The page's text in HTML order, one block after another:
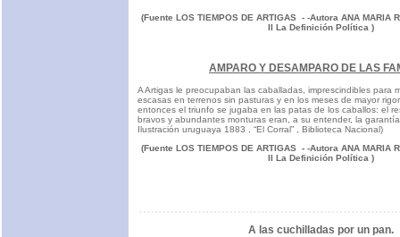
(Fuente LOS TIEMPOS DE ARTIGAS - -Autora ANA MARIA
II La Definición Política )
AMPARO Y DESAMPARO DE LAS
A Artigas le preocupaban las caballadas, imprescindibles para
escasas en terrenos sin pasturas y en los meses de mayor
entonces el triunfo se jugaba en las patas de los caballos: el
bravos y abundantes monturas eran, a su entender, la
Ilustración uruguaya 1883 , “El Corral” , Biblioteca Nacional)
(Fuente LOS TIEMPOS DE ARTIGAS - -Autora ANA MARIA
II La Definición Política )
A las cuchilladas por un pan.